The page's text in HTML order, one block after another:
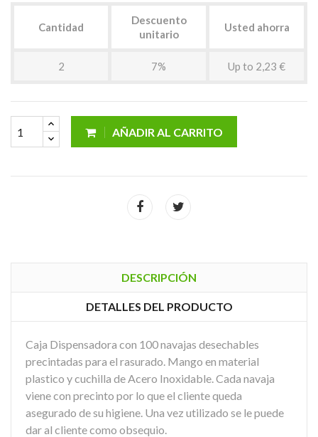
Cantidad
Descuento
unitario
Usted ahorra
2 7% Up to 2,23 €
AÑADIR AL CARRITO
DESCRIPCIÓN
DETALLES DEL PRODUCTO
Caja Dispensadora con 100 navajas desechables
precintadas para el rasurado. Mango en material
plastico y cuchilla de Acero Inoxidable. Cada navaja
viene con precinto por lo que el cliente queda
asegurado de su higiene. Una vez utilizado se le puede
dar al cliente como obsequio.